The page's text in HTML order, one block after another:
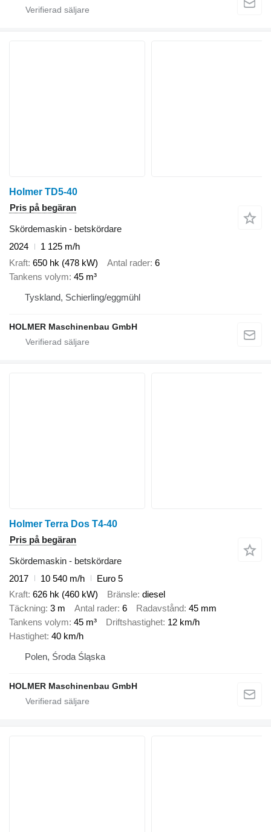
Holmer TD5-40
Pris på begäran
Skördemaskin - betskördare
2024
1 125 m/h
Kraft 650 hk (478 kW) Antal rader 6
Tankens volym 45 m³
Tyskland, Schierling/eggmühl
HOLMER Maschinenbau GmbH
Holmer Terra Dos T4-40
Pris på begäran
Skördemaskin - betskördare
2017
10 540 m/h
Euro 5
Kraft 626 hk (460 kW) Bränsle diesel
Täckning 3 m Antal rader 6 Radavstånd 45 mm
Tankens volym 45 m³ Driftshastighet 12 km/h
Hastighet 40 km/h
Polen, Środa Śląska
HOLMER Maschinenbau GmbH